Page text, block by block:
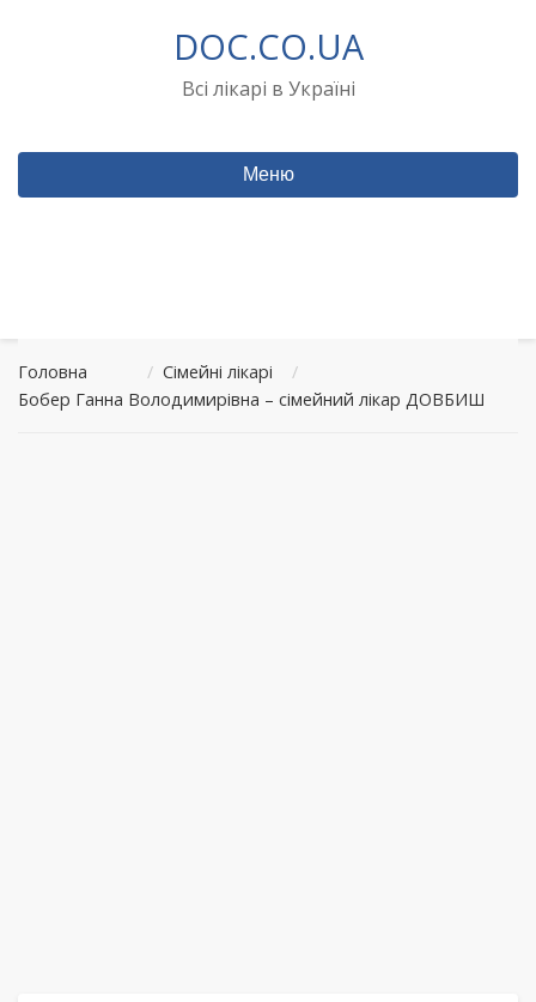
DOC.CO.UA
Всі лікарі в Україні
Меню
Головна / Сімейні лікарі
/
Бобер Ганна Володимирівна – сімейний лікар ДОВБИШ